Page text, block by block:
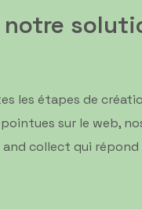
notre
les étapes de
sur le web,
collect qui